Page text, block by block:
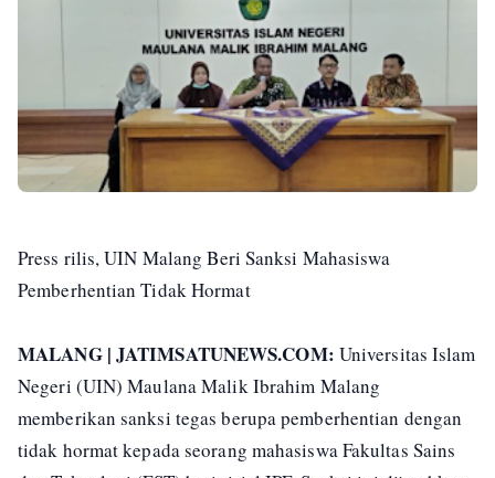
Press rilis, UIN Malang Beri Sanksi Mahasiswa
Pemberhentian Tidak Hormat
MALANG | JATIMSATUNEWS.COM: Universitas Islam
Negeri (UIN) Maulana Malik Ibrahim Malang
memberikan sanksi tegas berupa pemberhentian dengan
tidak hormat kepada seorang mahasiswa Fakultas Sains